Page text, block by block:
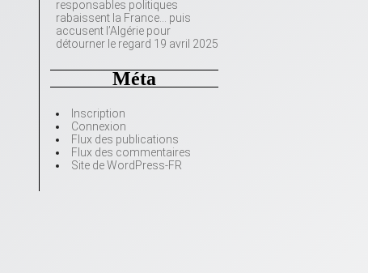
responsables politiques
rabaissent la France… puis
accusent l’Algérie pour
détourner le regard 19 avril 2025
Méta
Inscription
Connexion
Flux des publications
Flux des commentaires
Site de WordPress-FR